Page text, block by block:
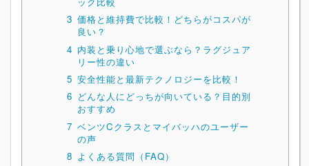
3 価格と維持費で比較！どちらがコスパが
良い？
4 内装と乗り心地で選ぶなら？ラグジュア
リー性の違い
5 安全性能と最新テクノロジーを比較！
6 どんな人にどっちが向いている？目的別
おすすめ
7 ベンツCクラスとマイバッハのユーザー
の声
8 よくある質問（FAQ）